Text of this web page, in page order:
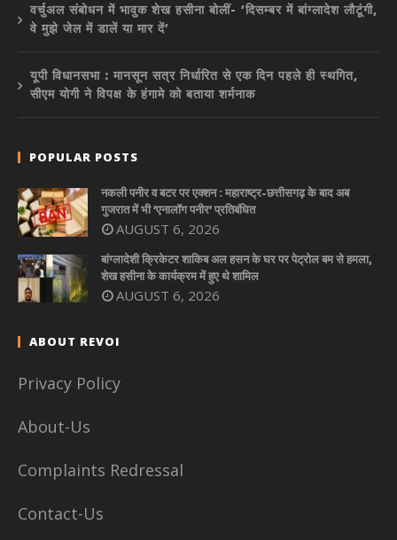
वर्चुअल संबोधन में भावुक शेख हसीना बोलीं- ‘दिसम्बर में बांग्लादेश लौटूंगी,
वे मुझे जेल में डालें या मार दें’
यूपी विधानसभा : मानसून सत्र निर्धारित से एक दिन पहले ही स्थगित,
सीएम योगी ने विपक्ष के हंगामे को बताया शर्मनाक
POPULAR POSTS
नकली पनीर व बटर पर एक्शन : महाराष्ट्र-छत्तीसगढ़ के बाद अब
गुजरात में भी ‘एनालॉग पनीर’ प्रतिबंधित
AUGUST 6, 2026
बांग्लादेशी क्रिकेटर शाकिब अल हसन के घर पर पेट्रोल बम से हमला,
शेख हसीना के कार्यक्रम में हुए थे शामिल
AUGUST 6, 2026
ABOUT REVOI
Privacy Policy
About-Us
Complaints Redressal
Contact-Us